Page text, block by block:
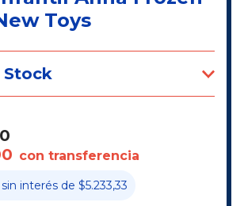
Toys
Stock
con transferencia
sin interés de $5.233,33